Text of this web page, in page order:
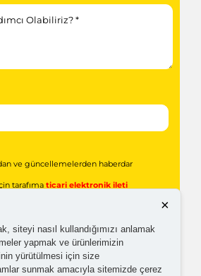
ve güncellemelerden haberdar
tarafımaticari elektronik ileti
kabul ediyorum.
işlenmesine yönelik
metni'ni okudum,onaylıyorum.
×
siteyi nasıl kullandığımızı anlamak
yapmak ve ürünlerimizin
yürütülmesi için size
sunmak amacıyla sitemizde çerez